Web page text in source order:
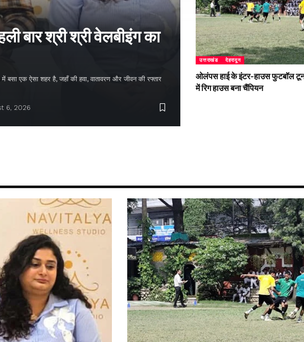
बार श्री श्री वेलबीइंग का
में बसा एक ऐसा शहर है, जहाँ की हवा, वातावरण और जीवन की रफ्तार
6, 2026
उत्तराखंड देहरादून
ओलंपस हाई के इंटर-हाउस फुटबॉल
में रिग हाउस बना चैंपियन